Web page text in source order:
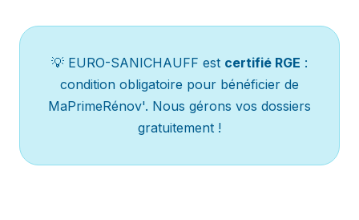
💡 EURO-SANICHAUFF est certifié RGE :
condition obligatoire pour bénéficier de
MaPrimeRénov'. Nous gérons vos dossiers
gratuitement !